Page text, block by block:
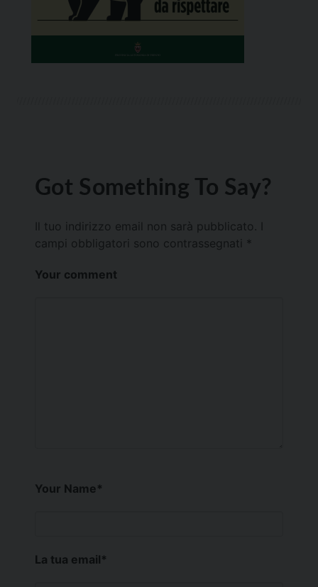
Got Something To Say?
Il tuo indirizzo email non sarà pubblicato.
campi obbligatori sono contrassegnati *
Your comment
Your Name*
La tua email*